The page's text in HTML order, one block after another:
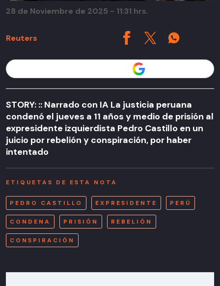
Reuters
28 de Noviembre de 2025 - 11:31 hrs.
STORY: :: Narrado con IA La justicia peruana
condenó el jueves a 11 años y medio de prisión al
expresidente izquierdista Pedro Castillo en un
juicio por rebelión y conspiración, por haber
intentado
ETIQUETAS DE ESTA NOTA
PEDRO CASTILLO EXPRESIDENTE PERÚ
CONDENA PRISIÓN REBELIÓN
CONSPIRACIÓN